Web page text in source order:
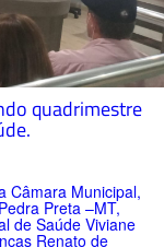
quadrimestre
Câmara Municipal,
Preta –MT,
de Saúde Viviane
Renato de